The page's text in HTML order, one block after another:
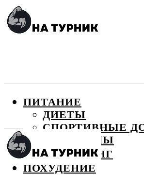
ПИТАНИЕ
ДИЕТЫ
СПОРТИВНЫЕ
ВИТАМИНЫ
БОДИБИЛДИНГ
ПОХУДЕНИЕ